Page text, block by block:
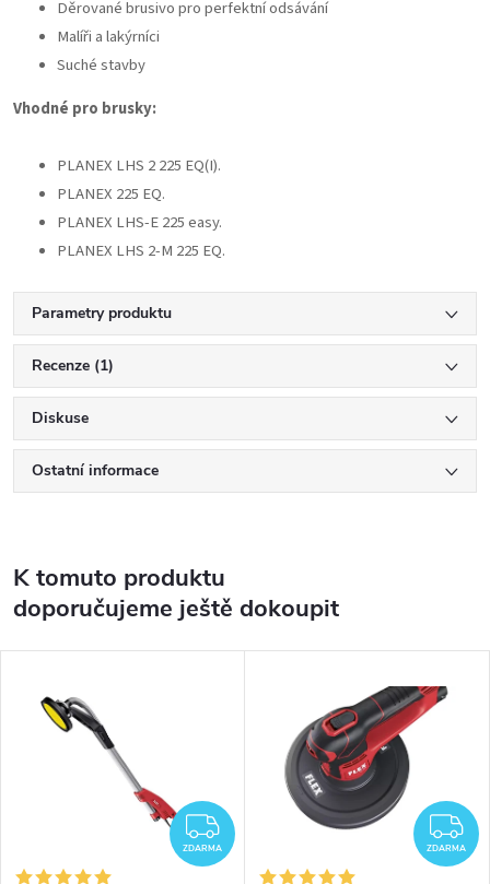
Děrované brusivo pro perfektní odsávání
Malíři a lakýrníci
Suché stavby
Vhodné pro brusky:
PLANEX LHS 2 225 EQ(I).
PLANEX 225 EQ.
PLANEX LHS-E 225 easy.
PLANEX LHS 2-M 225 EQ.
Parametry produktu
Recenze (1)
Diskuse
Ostatní informace
K tomuto produktu
doporučujeme ještě dokoupit
ZDARMA
ZDARMA ZDARMA